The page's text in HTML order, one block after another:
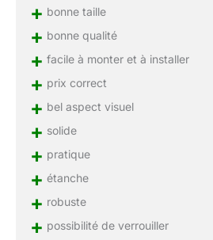
+ bonne taille
+ bonne qualité
+ facile à monter et à installer
+ prix correct
+ bel aspect visuel
+ solide
+ pratique
+ étanche
+ robuste
+ possibilité de verrouiller